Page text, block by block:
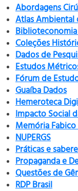
Abordagens
Atlas
Biblioteconomia
Coleções
Dados de
Estudos
Fórum de
Guaíba Dados
Hemeroteca
Impacto Social
Memória
NUPERGS
Práticas e
Propaganda e
Questões de
RDP Brasil